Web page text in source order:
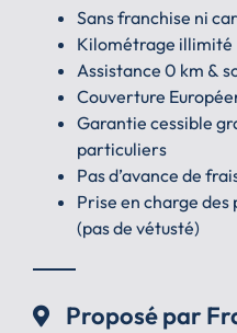
Sans franchise ni
Kilométrage illimité
Assistance 0 km &
Couverture
Garantie cessible
particuliers
Pas d’avance de
Prise en charge des
(pas de vétusté)
Proposé par